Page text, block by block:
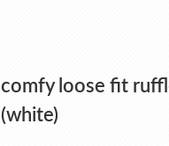
comfy loose fit
(white)